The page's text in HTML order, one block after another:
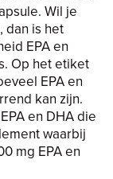
Wil je
dan is het
EPA en
Op het etiket
EPA en
kan zijn.
en DHA die
waarbij
mg EPA en